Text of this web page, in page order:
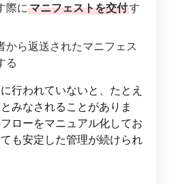
際にマニフェストを交付す
から返送されたマニフェス
る
行われていないと、たとえ
みなされることがありま
ローをマニュアル化してお
も安定した管理が続けられ